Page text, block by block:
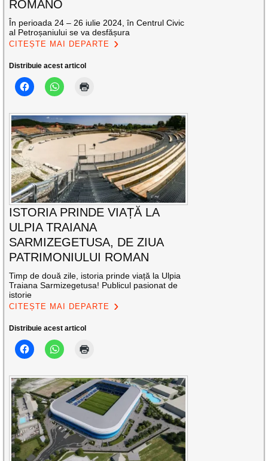
ROMANO
În perioada 24 – 26 iulie 2024, în Centrul Civic
al Petroșaniului se va desfășura
CITEȘTE MAI DEPARTE
Distribuie acest articol
ISTORIA PRINDE VIAȚĂ LA
ULPIA TRAIANA
SARMIZEGETUSA, DE ZIUA
PATRIMONIULUI ROMAN
Timp de două zile, istoria prinde viață la Ulpia
Traiana Sarmizegetusa! Publicul pasionat de
istorie
CITEȘTE MAI DEPARTE
Distribuie acest articol